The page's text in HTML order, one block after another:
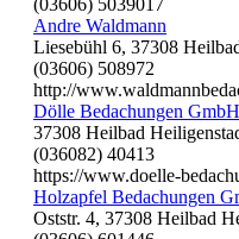
Andre Waldmann
Liesebühl 6, 37308
(03606) 508972
http://
Dölle Bedachungen GmbH
37308 Heilbad
(036082) 40413
https://www.doelle-
Holzapfel Bedachungen
Oststr. 4, 37308 Heilbad